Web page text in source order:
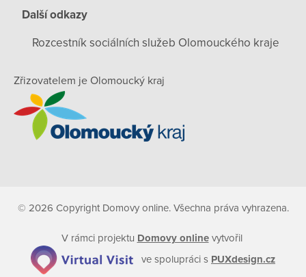
Další odkazy
Rozcestník sociálních služeb Olomouckého kraje
Zřizovatelem je Olomoucký kraj
© 2026 Copyright Domovy online. Všechna práva vyhrazena.
V rámci projektu Domovy onlinevytvořil
ve spolupráci s PUXdesign.cz